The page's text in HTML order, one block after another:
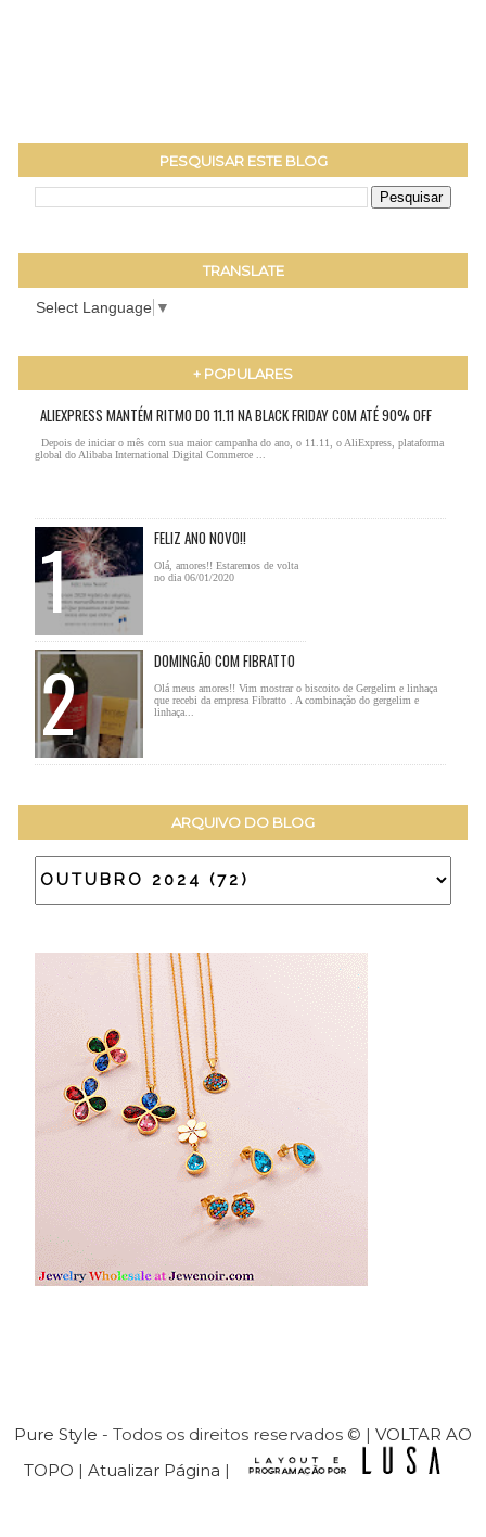
PESQUISAR ESTE BLOG
TRANSLATE
Select Language ▼
+ POPULARES
ALIEXPRESS MANTÉM RITMO DO 11.11 NA BLACK FRIDAY COM ATÉ 90% OFF
Depois de iniciar o mês com sua maior campanha do ano, o 11.11, o AliExpress, plataforma
global do Alibaba International Digital Commerce ...
FELIZ ANO NOVO!!
Olá, amores!! Estaremos de volta
no dia 06/01/2020
DOMINGÃO COM FIBRATTO
Olá meus amores!! Vim mostrar o biscoito de Gergelim e linhaça
que recebi da empresa Fibratto . A combinação do gergelim e
linhaça...
ARQUIVO DO BLOG
Pure Style - Todos os direitos reservados © | VOLTAR AO
TOPO | Atualizar Página |